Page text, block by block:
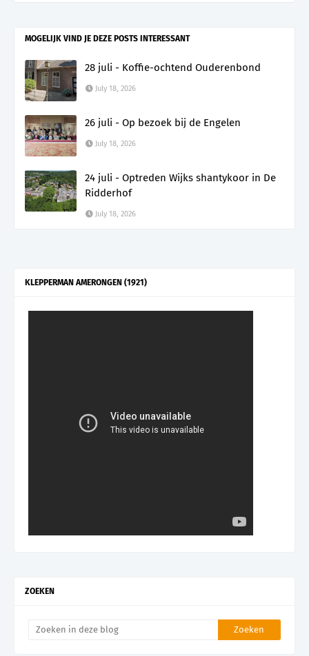
MOGELIJK VIND JE DEZE POSTS INTERESSANT
28 juli - Koffie-ochtend Ouderenbond
July 18, 2026
26 juli - Op bezoek bij de Engelen
July 18, 2026
24 juli - Optreden Wijks shantykoor in De
Ridderhof
July 18, 2026
KLEPPERMAN AMERONGEN (1921)
ZOEKEN